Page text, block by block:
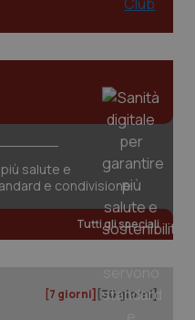
salute e
e condivisione
Tutti gli speciali
[7 giorni] [30 giorni]